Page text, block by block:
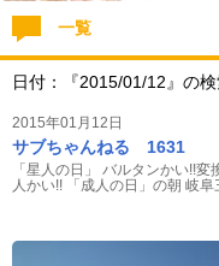
一覧
日付：『2015/01/12』の
2015年01月12日
サブちゃんねる 1631
「星人の日」 バルタンかい!!
人かい!! 「成人の日」の朝 岐阜